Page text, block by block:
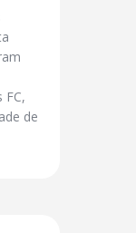
FC,
de